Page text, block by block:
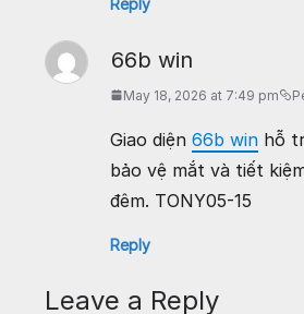
66b win
May 18, 2026 at 7:49 pm
Giao diện 66b win hỗ
bảo vệ mắt và tiết
đêm. TONY05-15
Reply
Leave a Reply